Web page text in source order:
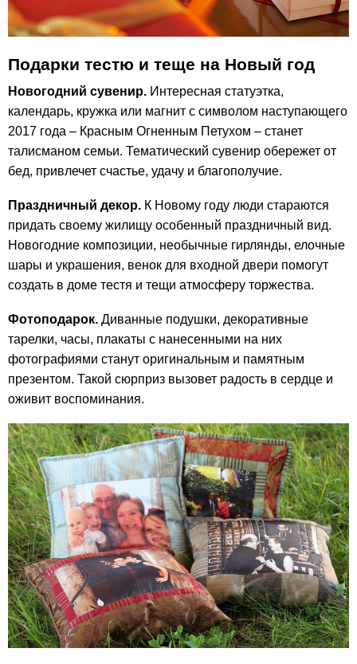
Подарки тестю и теще на Новый год
Новогодний сувенир. Интересная статуэтка,
календарь, кружка или магнит с символом наступающего
2017 года – Красным Огненным Петухом – станет
талисманом семьи. Тематический сувенир обережет от
бед, привлечет счастье, удачу и благополучие.
Праздничный декор. К Новому году люди стараются
придать своему жилищу особенный праздничный вид.
Новогодние композиции, необычные гирлянды, елочные
шары и украшения, венок для входной двери помогут
создать в доме тестя и тещи атмосферу торжества.
Фотоподарок. Диванные подушки, декоративные
тарелки, часы, плакаты с нанесенными на них
фотографиями станут оригинальным и памятным
презентом. Такой сюрприз вызовет радость в сердце и
оживит воспоминания.